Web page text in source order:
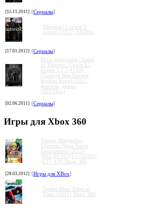
[15.11.2011] [Сериалы]
Шерлок (2 сезон 3
серия) (2012) SATRip
[17.01.2012] [Сериалы]
Игра престолов / Game
of Thrones / Сезон 1 /
Серии 1,2,3,4 (10)
(Тимоти Ван Паттен,
Брайан Кирк) [2011,
фэнтези, драма,
HDTVRip]
[02.06.2011] [Сериалы]
Игры для Xbox 360
Naruto Shippuden:
Ultimate Ninja Storm
Generations (2012)
[PAL][ENG][L] (XGD3)
(LT+ 3.0) Xbox 360
[28.03.2012] [Игры для XBox]
Spider-Man: Edge of
Time (2011) Xbox 360